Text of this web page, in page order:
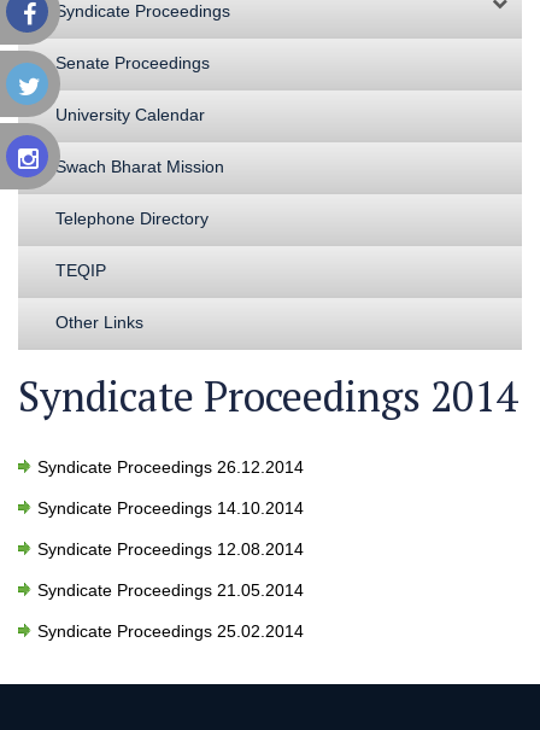
Syndicate Proceedings
Senate Proceedings
University Calendar
Swach Bharat Mission
Telephone Directory
TEQIP
Other Links
Syndicate Proceedings 2014
Syndicate Proceedings 26.12.2014
Syndicate Proceedings 14.10.2014
Syndicate Proceedings 12.08.2014
Syndicate Proceedings 21.05.2014
Syndicate Proceedings 25.02.2014